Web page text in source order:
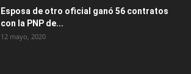
Esposa de otro oficial ganó 56 contratos
con la PNP de...
12 mayo, 2020